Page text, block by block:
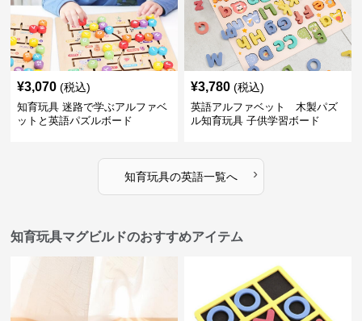
¥3,070 (税込)
知育玩具 迷路で学ぶアルファベ
ットと英語パズルボード
¥3,780 (税込)
英語アルファベット 木製パズ
ル知育玩具 子供学習ボード
知育玩具の英語一覧へ ›
知育玩具マグビルドのおすすめアイテム